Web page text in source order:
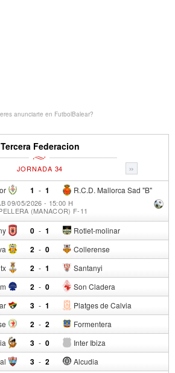
anunciarte en FutbolBalear?
Tercera Federacion
»
JORNADA 34
1 - R.C.D. Mallorca Sad "B"
1
09/05/2026 - 15:00 H
(MANACOR) F-11
0 - Rotlet-molinar
1
2 - Collerense
0
2 - Santanyi
1
2 - Son Cladera
0
3 - Platges de Calvia
1
2 - Formentera
2
3 - Inter Ibiza
0
3 - Alcudia
2